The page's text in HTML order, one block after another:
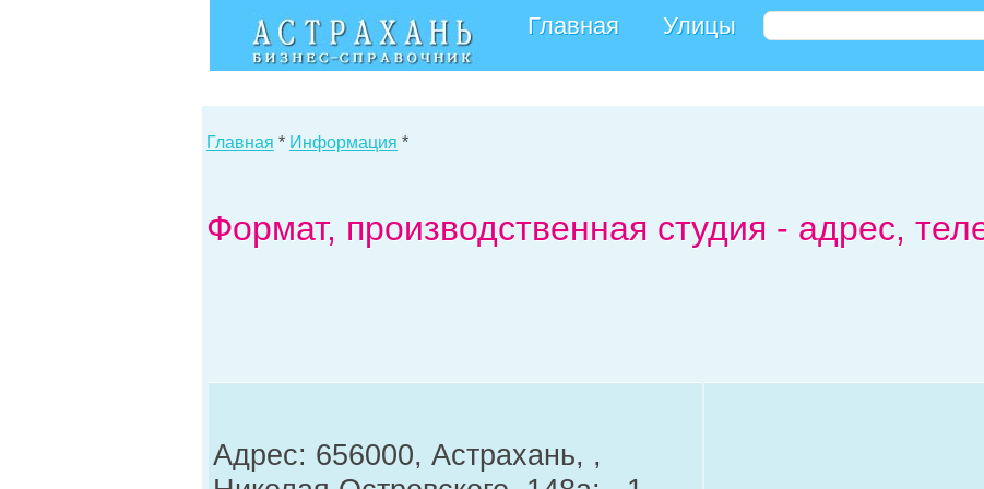
Главная Улицы
Главная * Информация *
Формат, производственная студия - адрес,
Адрес: 656000, Астрахань, ,